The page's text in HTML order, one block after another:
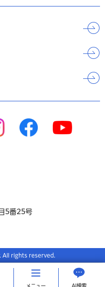
メニュー AI検索
5番25号
rights reserved.